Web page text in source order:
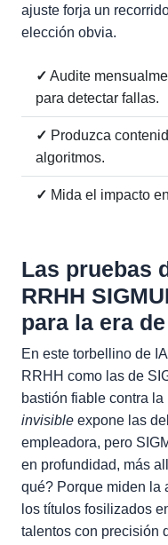
ajuste forja un
elección obvia.
✓ Audite
para detectar fallas.
✓ Produzca
algoritmos.
✓ Mida el impacto
Las pruebas
RRHH
para la era
En este torbellino de
RRHH como las de
bastión fiable contra
invisible expone las
empleadora, pero
en profundidad, más
qué? Porque miden la
los títulos fosilizados
talentos con precisión